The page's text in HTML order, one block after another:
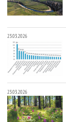
23.03.2026
23.03.2026